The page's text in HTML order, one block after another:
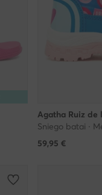
Agatha Ruiz de
Sniego batai ·
59,95 €